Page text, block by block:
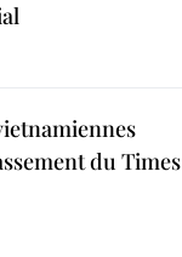
du Times